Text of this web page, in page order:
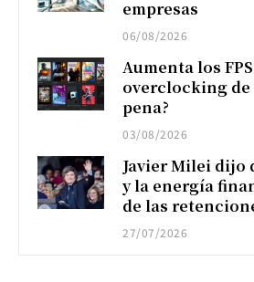
empresas
06/08/2026
Aumenta los
overclocking de
pena?
03/08/2026
Javier Milei dijo
y la energía
de las
27/07/2026